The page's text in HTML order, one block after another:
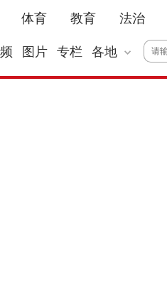
体育 教育 法治
图片 专栏 各地